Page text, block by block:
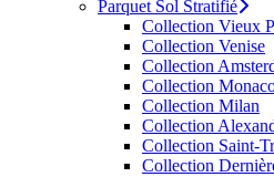
Parquet Sol Stratifié
Collection Vieux
Collection Venise
Collection
Collection
Collection Milan
Collection
Collection Saint-
Collection